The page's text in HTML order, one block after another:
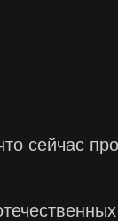
сейчас